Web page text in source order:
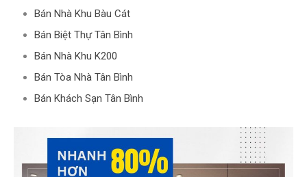
Bán Nhà Khu Bàu Cát
Bán Biệt Thự Tân Bình
Bán Nhà Khu K200
Bán Tòa Nhà Tân Bình
Bán Khách Sạn Tân Bình